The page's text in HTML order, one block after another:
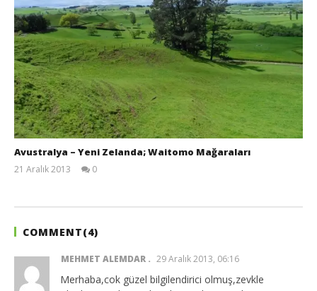
Avustralya – Yeni Zelanda; Waitomo Mağaraları
21 Aralık 2013
0
COMMENT(4)
MEHMET ALEMDAR 29 Aralık 2013, 06:16
Merhaba,cok güzel bilgilendirici olmuş,zevkle